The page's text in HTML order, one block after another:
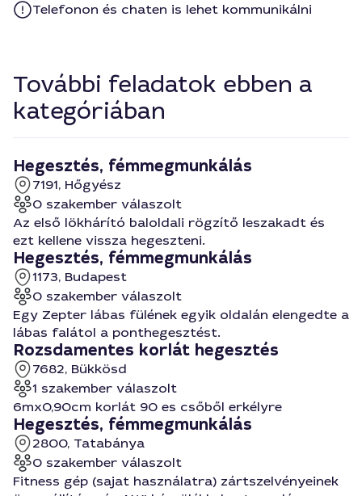
Telefonon és chaten is lehet kommunikálni
További feladatok ebben a
kategóriában
Hegesztés, fémmegmunkálás
7191, Hőgyész
0 szakember válaszolt
Az első lökhárító baloldali rögzítő leszakadt és
ezt kellene vissza hegeszteni.
Hegesztés, fémmegmunkálás
1173, Budapest
0 szakember válaszolt
Egy Zepter lábas fülének egyik oldalán elengedte a
lábas falátol a ponthegesztést.
Rozsdamentes korlát hegesztés
7682, Bükkösd
1 szakember válaszolt
6mx0,90cm korlát 90 es csőből erkélyre
Hegesztés, fémmegmunkálás
2800, Tatabánya
0 szakember válaszolt
Fitness gép (sajat használatra) zártszelvényeinek